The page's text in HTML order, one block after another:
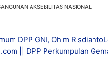
AKSEBILITAS NASIONAL
DPP GNI, Ohim
|| DPP Perkumpulan